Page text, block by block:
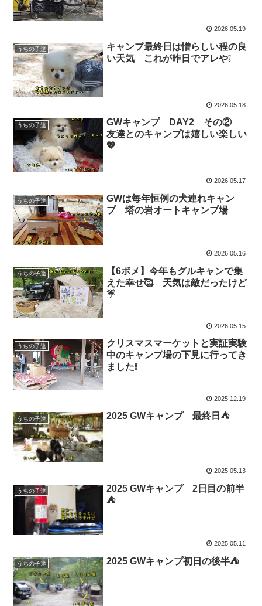
2026.05.19
うちの子達
キャンプ最終日は憎らしい程の良
い天気 これが昨日でアレや❕
2026.05.18
うちの子達
GWキャンプ DAY2 その②
友達とのキャンプは嬉しい楽しい
💖
2026.05.17
うちの子達
GWは毎年恒例の犬連れキャン
プ 塔の岩オートキャンプ場
2026.05.16
うちの子達
【6ポメ】今年もグルキャンで集
えた幸せ🥰 天気は敵だったけど
☔
2026.05.15
うちの子達
クリスマスマーケットと実証実験
中のキャンプ場の下見に行ってき
ました❕
2025.12.19
うちの子達 2025 GWキャンプ 最終日⛺
2025.05.13
うちの子達
2025 GWキャンプ 2日目の前半
⛺
2025.05.11
うちの子達 2025 GWキャンプ初日の後半⛺